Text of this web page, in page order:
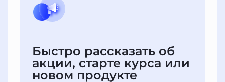
Быстро рассказать об
акции, старте курса или
новом продукте